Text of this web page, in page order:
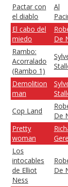
Pactar con
el diablo
Al
El cabo del
miedo
De
Rambo:
Acorralado
(Rambo 1)
Demolition
man
Cop Land
De
Pretty
woman
Gere
Los
intocables
de Elliot
Ness
De